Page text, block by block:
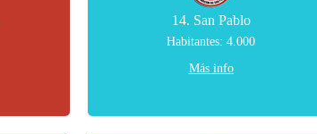
14. San Pablo
Habitantes: 4.000
Más info